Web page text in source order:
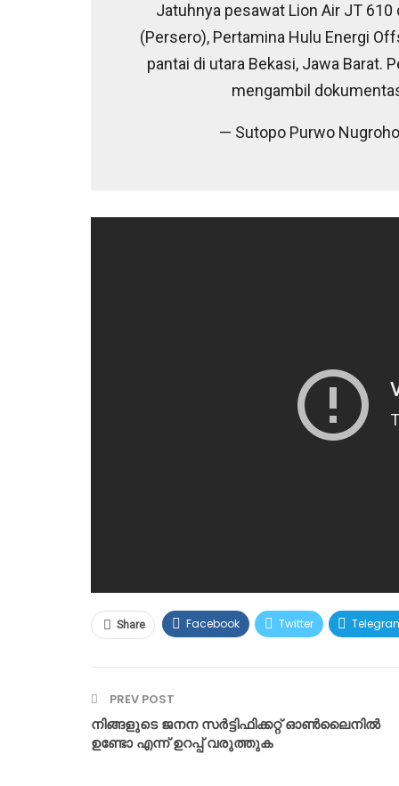
Jatuhnya pesawat Lion Air JT
(Persero), Pertamina Hulu Energi
pantai di utara Bekasi, Jawa Barat.
mengambil
— Sutopo Purwo
Share Facebook Twitter
PREV POST
നിങ്ങളുടെ ജനന സർട്ടിഫിക്കറ്റ് ഓൺലൈനിൽ
ഉണ്ടോ എന്ന് ഉറപ്പ് വരുത്തുക